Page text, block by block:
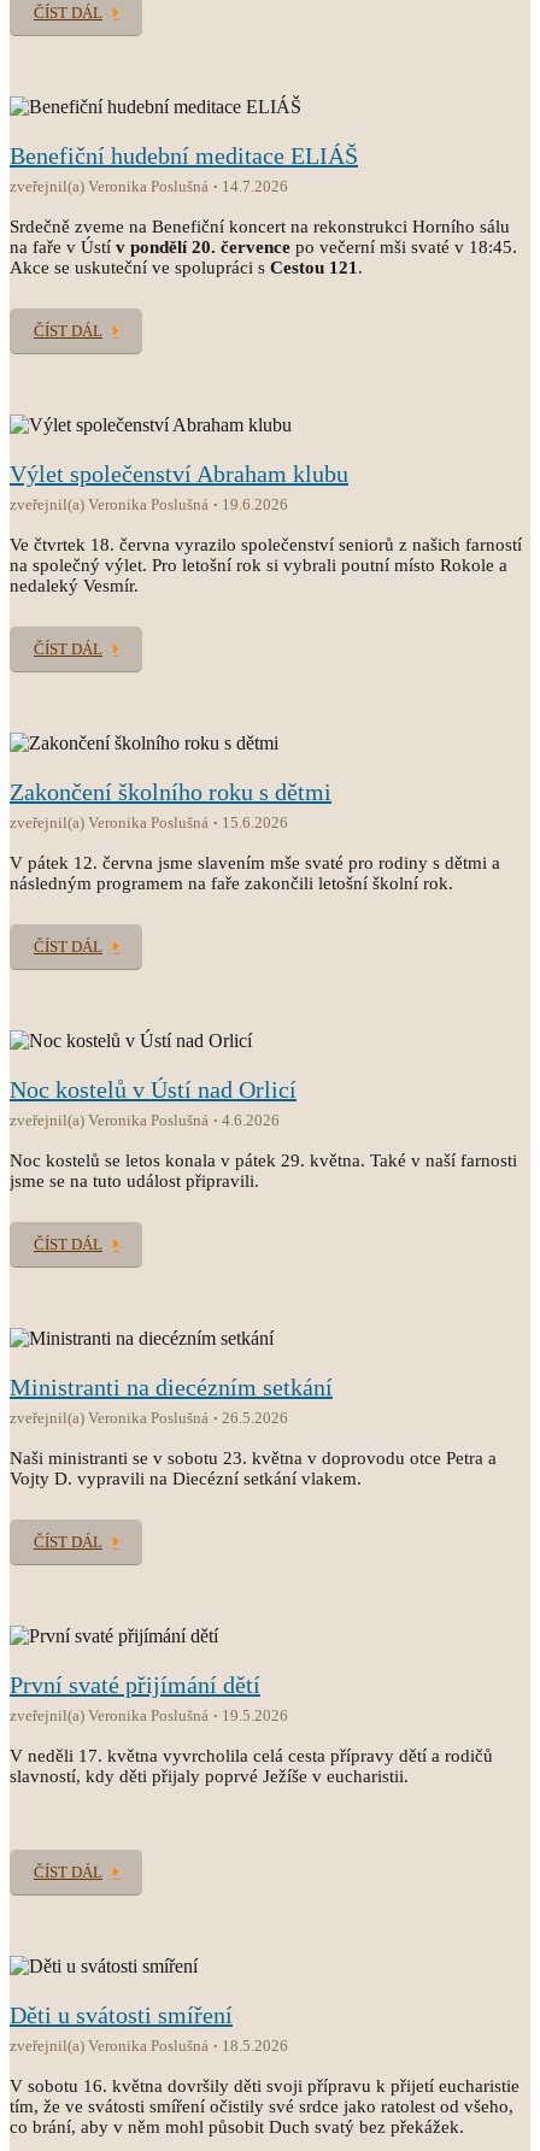
ČÍST DÁL
Benefiční hudební meditace ELIÁŠ
zveřejnil(a) Veronika Poslušná 14.7.2026
Srdečně zveme na Benefiční koncert na rekonstrukci Horního sálu
na faře v Ústí v pondělí 20. července po večerní mši svaté v 18:45.
Akce se uskuteční ve spolupráci s Cestou 121 .
ČÍST DÁL
Výlet společenství Abraham klubu
zveřejnil(a) Veronika Poslušná 19.6.2026
Ve čtvrtek 18. června vyrazilo společenství seniorů z našich farností
na společný výlet. Pro letošní rok si vybrali poutní místo Rokole a
nedaleký Vesmír.
ČÍST DÁL
Zakončení školního roku s dětmi
zveřejnil(a) Veronika Poslušná 15.6.2026
V pátek 12. června jsme slavením mše svaté pro rodiny s dětmi a
následným programem na faře zakončili letošní školní rok.
ČÍST DÁL
Noc kostelů v Ústí nad Orlicí
zveřejnil(a) Veronika Poslušná 4.6.2026
Noc kostelů se letos konala v pátek 29. května. Také v naší farnosti
jsme se na tuto událost připravili.
ČÍST DÁL
Ministranti na diecézním setkání
zveřejnil(a) Veronika Poslušná 26.5.2026
Naši ministranti se v sobotu 23. května v doprovodu otce Petra a
Vojty D. vypravili na Diecézní setkání vlakem.
ČÍST DÁL
První svaté přijímání dětí
zveřejnil(a) Veronika Poslušná 19.5.2026
V neděli 17. května vyvrcholila celá cesta přípravy dětí a rodičů
slavností, kdy děti přijaly poprvé Ježíše v eucharistii.
ČÍST DÁL
Děti u svátosti smíření
zveřejnil(a) Veronika Poslušná 18.5.2026
V sobotu 16. května dovršily děti svoji přípravu k přijetí eucharistie
tím, že ve svátosti smíření očistily své srdce jako ratolest od všeho,
co brání, aby v něm mohl působit Duch svatý bez překážek.